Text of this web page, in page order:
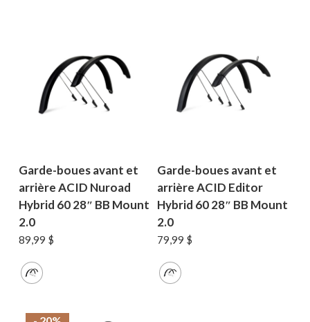
Garde-boues avant et
arrière ACID Nuroad
Hybrid 60 28″ BB Mount
2.0
89,99 $
Garde-boues avant et
arrière ACID Editor
Hybrid 60 28″ BB Mount
2.0
79,99 $